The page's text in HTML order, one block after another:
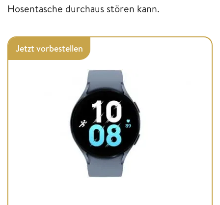
Hosentasche durchaus stören kann.
Jetzt vorbestellen